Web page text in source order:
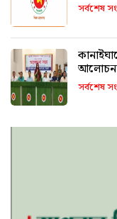
সর্বশেষ
সর্বশেষ